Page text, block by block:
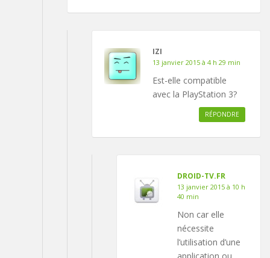
IZI
13 janvier 2015 à 4 h 29 min
Est-elle compatible
avec la PlayStation 3?
RÉPONDRE
DROID-TV.FR
13 janvier 2015 à 10 h
40 min
Non car elle
nécessite
l’utilisation d’une